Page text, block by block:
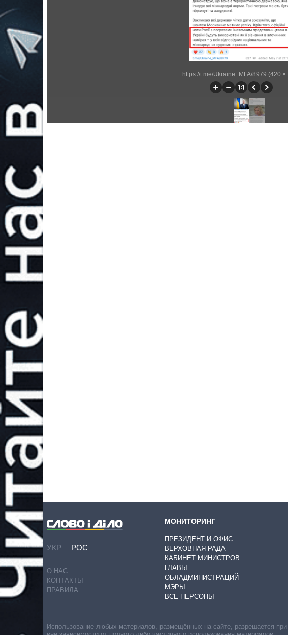
https://t.me/Ukraine_MFA/8979 (420 ×
УКР РОС
О НАС
КОНТАКТЫ
ПРАВИЛА
МОНИТОРИНГ
ПРЕЗИДЕНТ И ОФИС
ВЕРХОВНАЯ РАДА
КАБИНЕТ МИНИСТРОВ
ГЛАВЫ
ОБЛАДМИНИСТРАЦИЙ
МЭРЫ
ВСЕ ПЕРСОНЫ
Использование любых материалов, размещённых на сайте, разрешается